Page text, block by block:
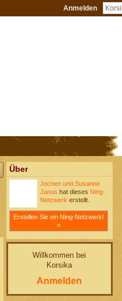
Anmelden
Über
Jochen und Susanne
Janus hat dieses Ning-
Netzwerk erstellt.
Erstellen Sie ein Ning-Netzwerk!
»
Willkommen bei
Korsika
Anmelden